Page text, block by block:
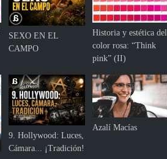
SEXO EN EL
CAMPO
Historia y estética del
color rosa: “Think
pink” (II)
9. Hollywood: Luces,
Cámara... ¡Tradición!
Azalí Macías